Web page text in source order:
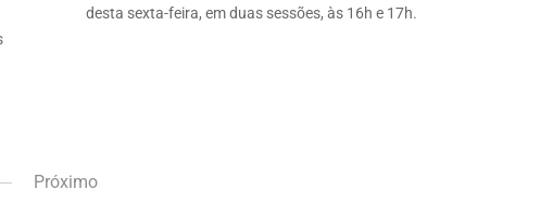
desta sexta-feira, em duas sessões, às 16h e 17h.
Próximo